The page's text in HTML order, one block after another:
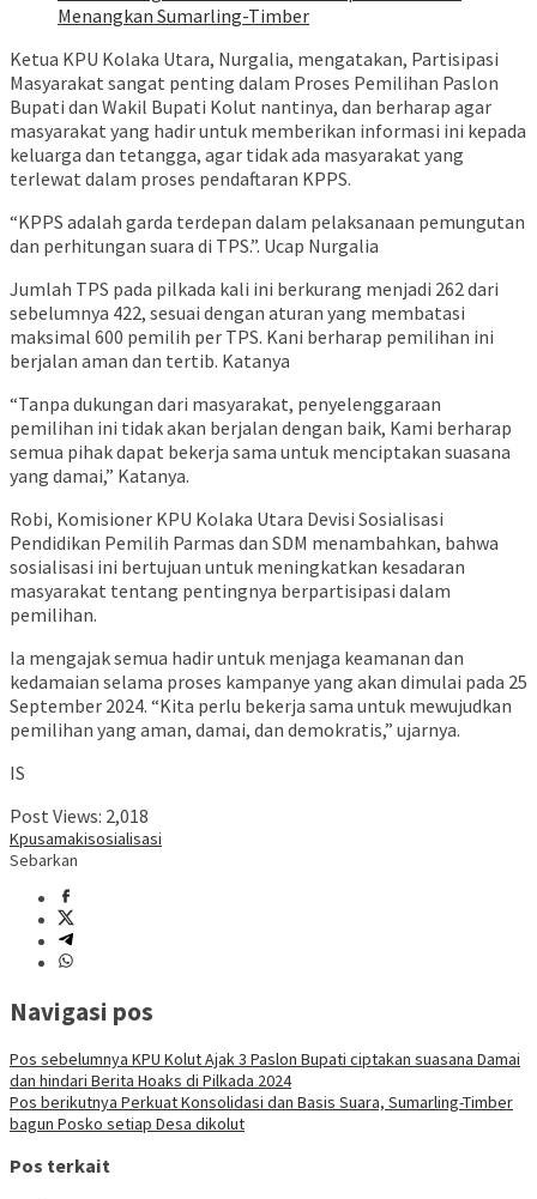
Menangkan Sumarling-Timber
Ketua KPU Kolaka Utara, Nurgalia, mengatakan, Partisipasi
Masyarakat sangat penting dalam Proses Pemilihan Paslon
Bupati dan Wakil Bupati Kolut nantinya, dan berharap agar
masyarakat yang hadir untuk memberikan informasi ini kepada
keluarga dan tetangga, agar tidak ada masyarakat yang
terlewat dalam proses pendaftaran KPPS.
“KPPS adalah garda terdepan dalam pelaksanaan pemungutan
dan perhitungan suara di TPS.”. Ucap Nurgalia
Jumlah TPS pada pilkada kali ini berkurang menjadi 262 dari
sebelumnya 422, sesuai dengan aturan yang membatasi
maksimal 600 pemilih per TPS. Kani berharap pemilihan ini
berjalan aman dan tertib. Katanya
“Tanpa dukungan dari masyarakat, penyelenggaraan
pemilihan ini tidak akan berjalan dengan baik, Kami berharap
semua pihak dapat bekerja sama untuk menciptakan suasana
yang damai,” Katanya.
Robi, Komisioner KPU Kolaka Utara Devisi Sosialisasi
Pendidikan Pemilih Parmas dan SDM menambahkan, bahwa
sosialisasi ini bertujuan untuk meningkatkan kesadaran
masyarakat tentang pentingnya berpartisipasi dalam
pemilihan.
Ia mengajak semua hadir untuk menjaga keamanan dan
kedamaian selama proses kampanye yang akan dimulai pada 25
September 2024. “Kita perlu bekerja sama untuk mewujudkan
pemilihan yang aman, damai, dan demokratis,” ujarnya.
IS
Post Views: 2,018
Kpusamakisosialisasi
Sebarkan
Navigasi pos
Pos sebelumnya KPU Kolut Ajak 3 Paslon Bupati ciptakan suasana Damai
dan hindari Berita Hoaks di Pilkada 2024
Pos berikutnya Perkuat Konsolidasi dan Basis Suara, Sumarling-Timber
bagun Posko setiap Desa dikolut
Pos terkait